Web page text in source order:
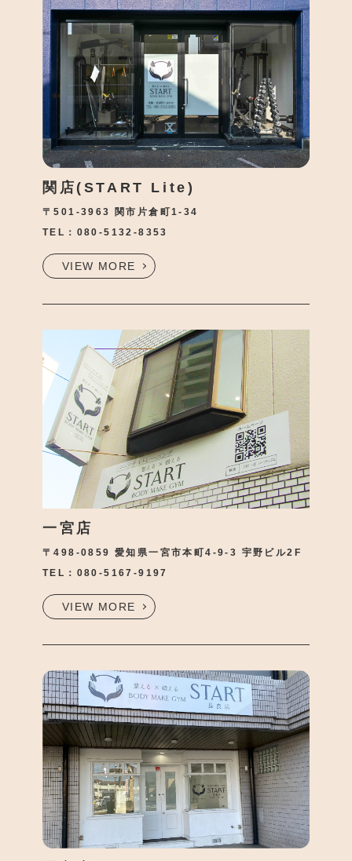
関店(START Lite)
〒501-3963 関市片倉町1-34
TEL： 080-5132-8353
VIEW MORE
一宮店
〒498-0859 愛知県一宮市本町4-9-3 宇野ビル2F
TEL： 080-5167-9197
VIEW MORE